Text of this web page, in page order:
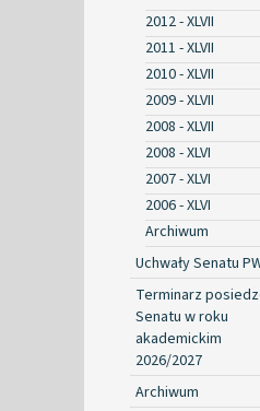
2012 - XLVII
2011 - XLVII
2010 - XLVII
2009 - XLVII
2008 - XLVII
2008 - XLVI
2007 - XLVI
2006 - XLVI
Archiwum
Uchwały Senatu
Terminarz
Senatu w roku
akademickim
2026/2027
Archiwum